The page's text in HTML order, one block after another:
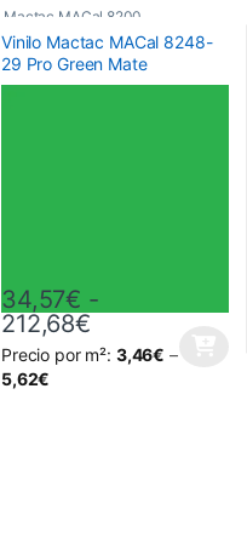
Mactac MACal 8200
Vinilo Mactac MACal 8248-
29 Pro Green Mate
34,57€ -
212,68€Rango de
Precio por m²: 3,46€ –
5,62€
Este producto tiene múltiples